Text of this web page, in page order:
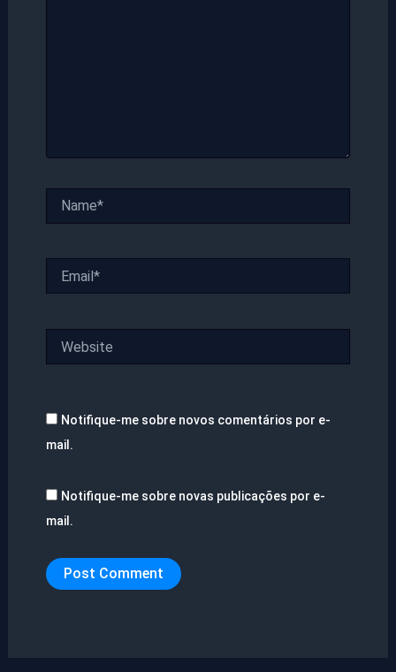
Notifique-me sobre novos comentários por e-
mail.
Notifique-me sobre novas publicações por e-
mail.